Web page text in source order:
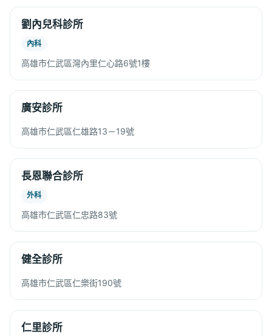
劉內兒科診所
內科
高雄市仁武區灣內里仁心路6號1樓
廣安診所
高雄市仁武區仁雄路13－19號
長恩聯合診所
外科
高雄市仁武區仁忠路83號
健全診所
高雄市仁武區仁樂街190號
仁里診所